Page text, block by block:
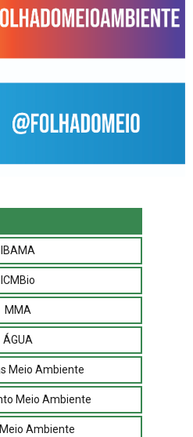
IBAMA
ICMBio
MMA
ÁGUA
Meio Ambiente
Meio Ambiente
Ambiente